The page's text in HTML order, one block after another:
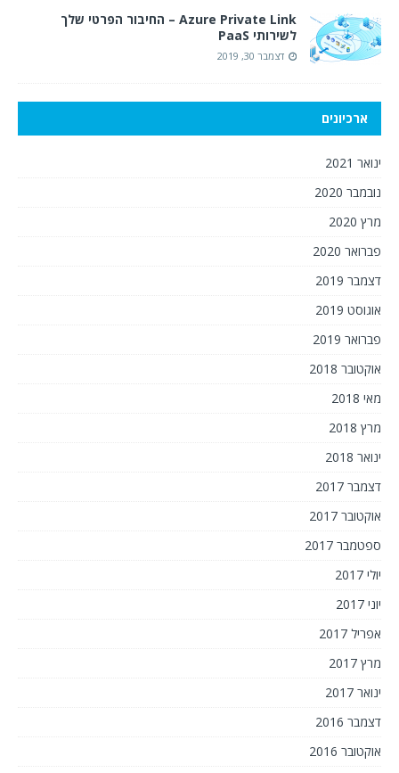
Azure Private Link – החיבור הפרטי שלך
לשירותי PaaS
דצמבר 30, 2019
ארכיונים
ינואר 2021
נובמבר 2020
מרץ 2020
פברואר 2020
דצמבר 2019
אוגוסט 2019
פברואר 2019
אוקטובר 2018
מאי 2018
מרץ 2018
ינואר 2018
דצמבר 2017
אוקטובר 2017
ספטמבר 2017
יולי 2017
יוני 2017
אפריל 2017
מרץ 2017
ינואר 2017
דצמבר 2016
אוקטובר 2016